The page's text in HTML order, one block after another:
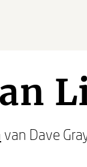
van Dave